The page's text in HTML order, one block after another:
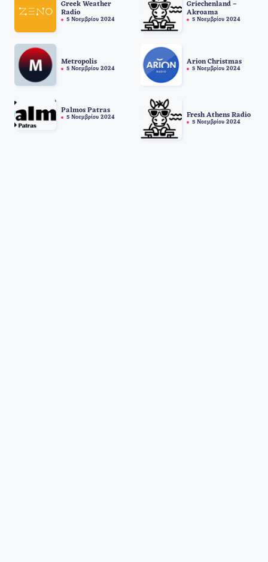
Greek Weather
Radio
5 Νοεμβρίου 2024
Griechenland –
Akroama
5 Νοεμβρίου 2024
Metropolis
5 Νοεμβρίου 2024
Arion Christmas
5 Νοεμβρίου 2024
Palmos Patras
5 Νοεμβρίου 2024 Fresh Athens Radio
5 Νοεμβρίου 2024